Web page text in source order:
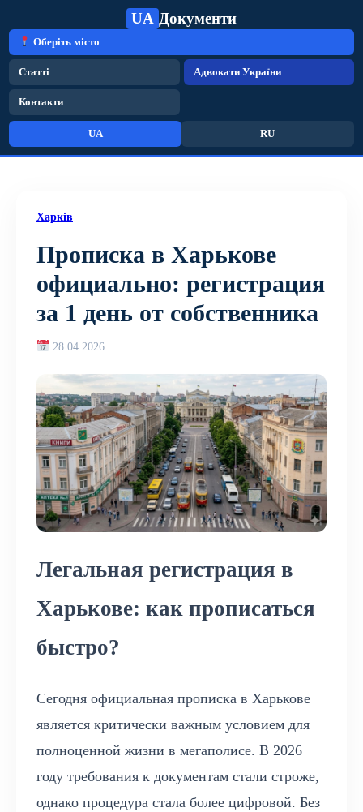
UA Документи
Оберіть місто
Статті Адвокати України
Контакти
UA RU
Харків
Прописка в Харькове
официально: регистрация
за 1 день от собственника
28.04.2026
Легальная регистрация в
Харькове: как прописаться
быстро?
Сегодня официальная прописка в Харькове
является критически важным условием для
полноценной жизни в мегаполисе. В 2026
году требования к документам стали строже,
однако процедура стала более цифровой. Без